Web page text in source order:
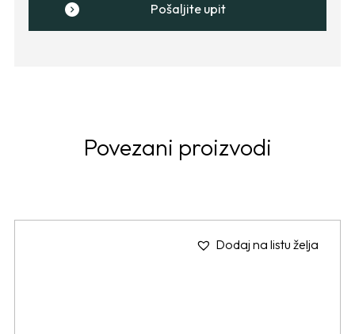
Pošaljite upit
Povezani proizvodi
Dodaj na listu želja